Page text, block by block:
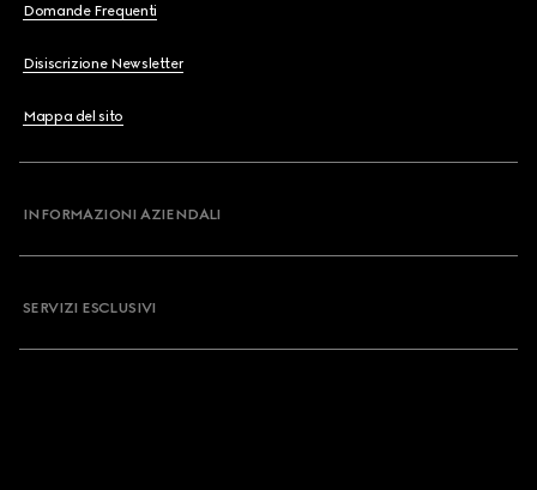
Domande Frequenti
Disiscrizione Newsletter
Mappa del sito
INFORMAZIONI AZIENDALI
SERVIZI ESCLUSIVI